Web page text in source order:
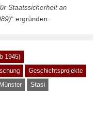
Staatssicherheit an
“ ergründen.
1945)
Geschichtsprojekte
Münster
Stasi